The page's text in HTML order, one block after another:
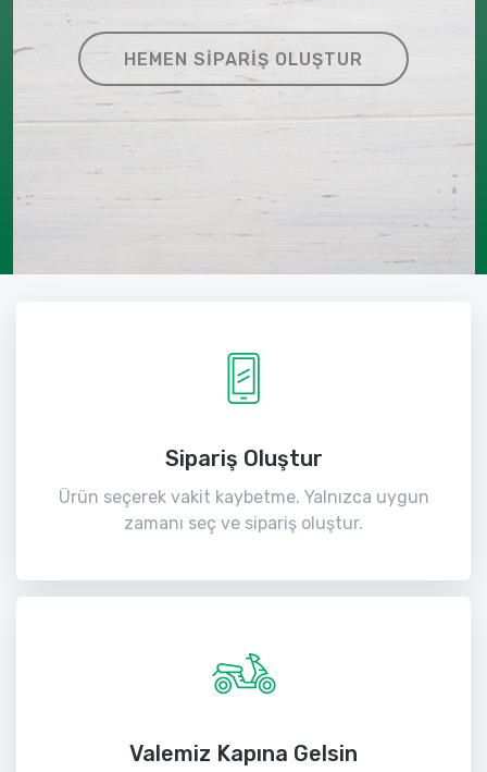
HEMEN SIPARIŞ OLUŞTUR
Sipariş Oluştur
Ürün seçerek vakit kaybetme. Yalnızca uygun
zamanı seç ve sipariş oluştur.
Valemiz Kapına Gelsin